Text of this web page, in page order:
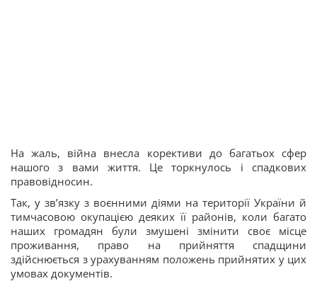
На жаль, війна внесла корективи до багатьох сфер
нашого з вами життя. Це торкнулось і спадкових
правовідносин.
Так, у зв’язку з воєнними діями на території України й
тимчасовою окупацією деяких її районів, коли багато
наших громадян були змушені змінити своє місце
проживання, право на прийняття спадщини
здійснюється з урахуванням положень прийнятих у цих
умовах документів.